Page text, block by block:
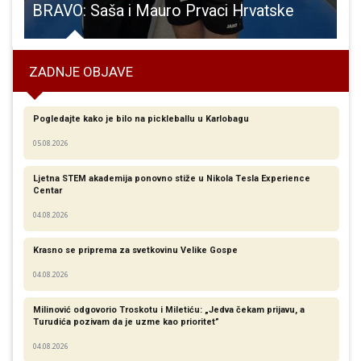
BRAVO: Saša i Mauro Prvaci Hrvatske
ZADNJE OBJAVE
Pogledajte kako je bilo na pickleballu u Karlobagu
05.08.2026
Ljetna STEM akademija ponovno stiže u Nikola Tesla Experience
Centar
04.08.2026
Krasno se priprema za svetkovinu Velike Gospe
04.08.2026
Milinović odgovorio Troskotu i Miletiću: „Jedva čekam prijavu, a
Turudića pozivam da je uzme kao prioritet”
04.08.2026